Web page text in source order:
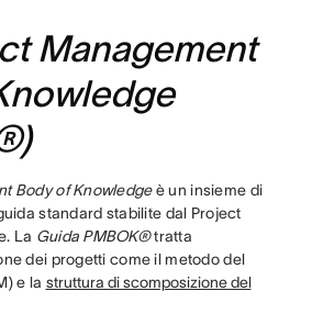
Management
Body of Knowledgeè un insieme di
standard stabilite dal Project
La Guida PMBOK®tratta
dei progetti come il metodo del
e la struttura di scomposizione del